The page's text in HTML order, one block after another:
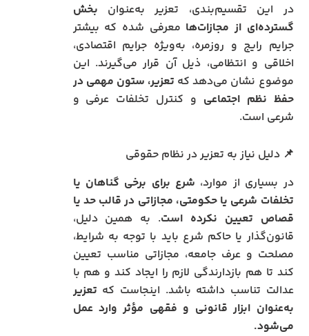
در این تقسیم‌بندی، تعزیر به‌عنوان بخش
گسترده‌ای از مجازات‌ها معرفی شده که بیشتر
جرایم رایج و روزمره، به‌ویژه جرایم اقتصادی،
اخلاقی و انتظامی، ذیل آن قرار می‌گیرند. این
موضوع نشان می‌دهد که تعزیر، ستون مهمی در
حفظ نظم اجتماعی و کنترل تخلفات عرفی و
شرعی است.
📌 دلیل نیاز به تعزیر در نظام حقوقی
در بسیاری از موارد، شرع برای برخی گناهان یا
تخلفات شرعی یا حکومتی، مجازاتی در قالب حد یا
قصاص تعیین نکرده است. به همین دلیل،
قانون‌گذار یا حاکم شرع باید با توجه به شرایط،
مصلحت و عرف جامعه، مجازاتی مناسب تعیین
کند تا هم بازدارندگی لازم را ایجاد کند و هم با
عدالت تناسب داشته باشد. اینجاست که تعزیر
به‌عنوان ابزار قانونی و فقهی مؤثر وارد عمل
می‌شود.